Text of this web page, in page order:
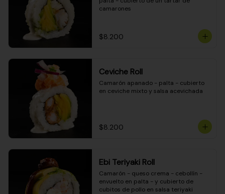
camarones
$8.200
Ceviche Roll
Camarón apanado - palta - cubierto
en ceviche mixto y salsa acevichada
$8.200
Ebi Teriyaki Roll
Camarón - queso crema - cebollín -
envuelto en palta - y cubierto de
cubitos de pollo en salsa teriyaki